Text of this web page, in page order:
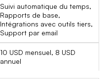
Suivi automatique du temps,
Rapports de base,
Intégrations avec outils tiers,
Support par email
10 USD mensuel, 8 USD
annuel